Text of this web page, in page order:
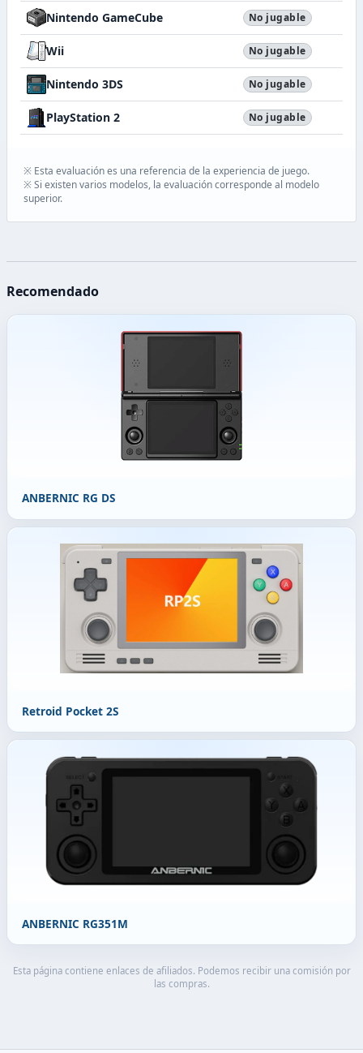
Nintendo GameCube No jugable
Wii No jugable
Nintendo 3DS No jugable
PlayStation 2 No jugable
※ Esta evaluación es una referencia de la experiencia de juego.
※ Si existen varios modelos, la evaluación corresponde al modelo
superior.
Recomendado
ANBERNIC RG DS
Retroid Pocket 2S
ANBERNIC RG351M
Esta página contiene enlaces de afiliados. Podemos recibir una comisión por
las compras.